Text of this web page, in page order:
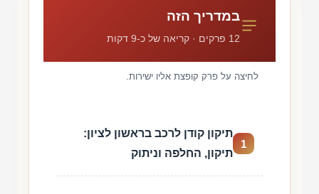
במדריך הזה
12 פרקים · קריאה של כ-9 דקות
לחיצה על פרק קופצת אליו ישירות.
1
תיקון קודן לרכב בראשון לציון:
תיקון, החלפה וניתוק